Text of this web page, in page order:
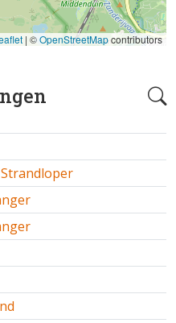
| ©OpenStreetMapcontributors